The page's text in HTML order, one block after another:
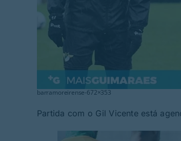
barramoreirense-672×353
Partida com o Gil Vicente está